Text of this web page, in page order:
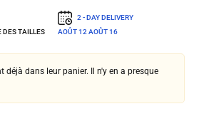
DES TAILLES
2 - DAY DELIVERY
AOÛT 12 AOÛT 16
déjà dans leur panier. Il n'y en a presque